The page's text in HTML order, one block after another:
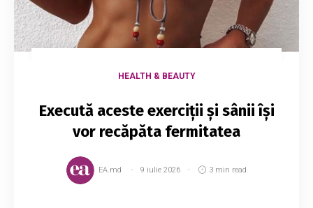
HEALTH & BEAUTY
Execută aceste exerciţii și sânii îşi
vor recăpăta fermitatea
EA.md 9 iulie 2026 3 min read